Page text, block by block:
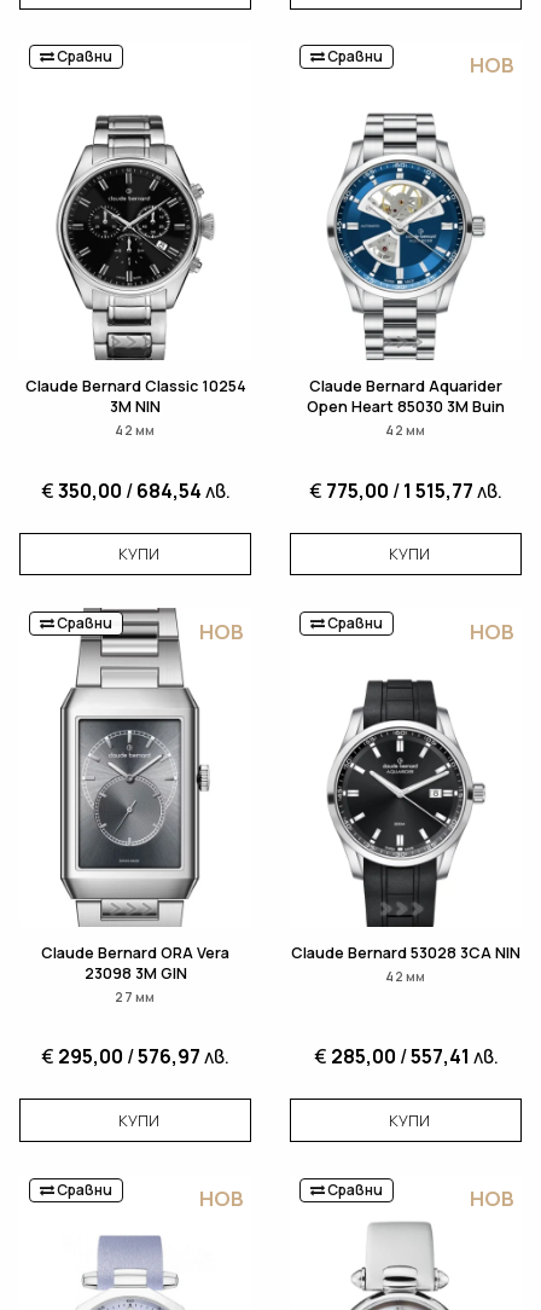
Сравни
Claude Bernard Classic 10254
3M NIN
42 мм
€350,00 /684,54лв.
КУПИ
Сравни НОВ
Claude Bernard Aquarider
Open Heart 85030 3M Buin
42 мм
€ 775,00 /1 515,77лв.
КУПИ
Сравни НОВ
Claude Bernard ORA Vera
23098 3M GIN
27 мм
€ 295,00 /576,97лв.
КУПИ
Сравни НОВ
Claude Bernard 53028 3CA NIN
42 мм
€ 285,00 /557,41 лв.
КУПИ
Сравни НОВ Сравни НОВ